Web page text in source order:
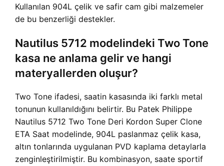
Kullanılan 904L çelik ve safir cam gibi malzemeler
de bu benzerliği destekler.
Nautilus 5712 modelindeki Two Tone
kasa ne anlama gelir ve hangi
materyallerden oluşur?
Two Tone ifadesi, saatin kasasında iki farklı metal
tonunun kullanıldığını belirtir. Bu Patek Philippe
Nautilus 5712 Two Tone Deri Kordon Super Clone
ETA Saat modelinde, 904L paslanmaz çelik kasa,
altın tonlarında uygulanan PVD kaplama detaylarla
zenginleştirilmiştir. Bu kombinasyon, saate sportif